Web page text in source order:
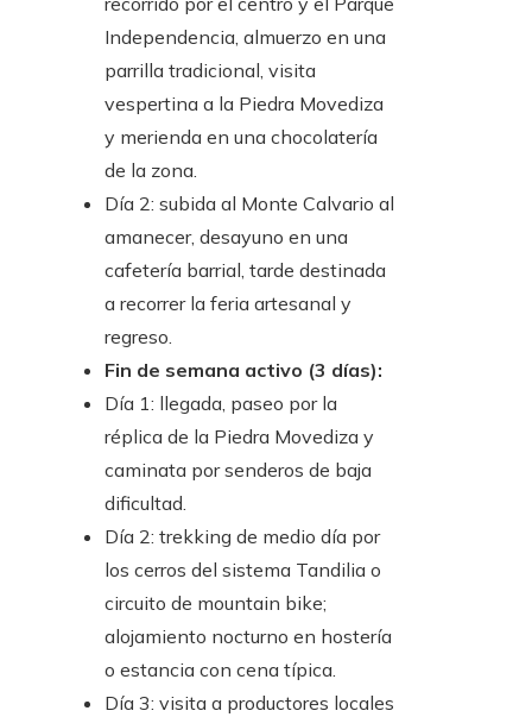
Independencia, almuerzo en una
parrilla tradicional, visita
vespertina a la Piedra Movediza
y merienda en una chocolatería
de la zona.
Día 2: subida al Monte Calvario al
amanecer, desayuno en una
cafetería barrial, tarde destinada
a recorrer la feria artesanal y
regreso.
Fin de semana activo (3 días):
Día 1: llegada, paseo por la
réplica de la Piedra Movediza y
caminata por senderos de baja
dificultad.
Día 2: trekking de medio día por
los cerros del sistema Tandilia o
circuito de mountain bike;
alojamiento nocturno en hostería
o estancia con cena típica.
Día 3: visita a productores locales